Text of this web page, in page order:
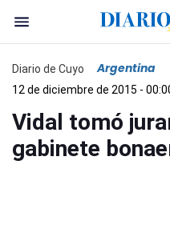
Diario de Cuyo Argentina
12 de diciembre de 2015 -
Vidal tomó
gabinete